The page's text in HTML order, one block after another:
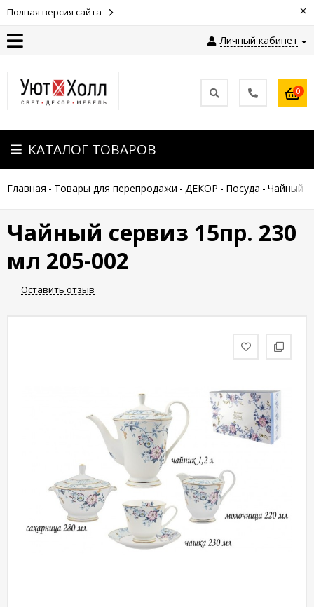
Полная версия сайта ×
Личный кабинет
Оплата
Доставка
Гарантия
возврат
Новости
конфиденциальности
Отделка
0
КАТАЛОГ ТОВАРОВ
Главная - Товары для перепродажи - ДЕКОР - Посуда - Чайный
Чайный сервиз 15пр. 230
мл 205-002
Оставить отзыв